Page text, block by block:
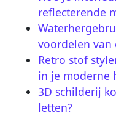
reflecterende
voordelen van
Retro stof
in je moderne
3D schilderij
letten?